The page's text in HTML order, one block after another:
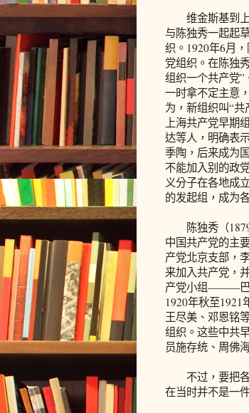
维金斯基到上
与陈独秀一起起
织。1920年6月
党组织。在陈独
组织一个共产党”
一时拿不定主意
为，新组织叫“
上海共产党早期
达等人，明确表
季陶，后来成为
不能加入别的政
义分子在各地成
的发起组，成为
陈独秀（1879-
中国共产党的主
产党北京支部，
来加入共产党，
产党小组———巴
1920年秋至1921
王尽美、邓恩铭
组织。这些中共
员施存统、周佛
不过，要把各
在当时并不是一